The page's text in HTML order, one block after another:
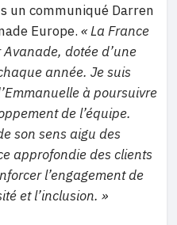
un communiqué Darren
Europe. « La France
dotée d’une
année. Je suis
à poursuivre
de l’équipe.
son sens aigu des
approfondie des clients
l’engagement de
et l’inclusion. »